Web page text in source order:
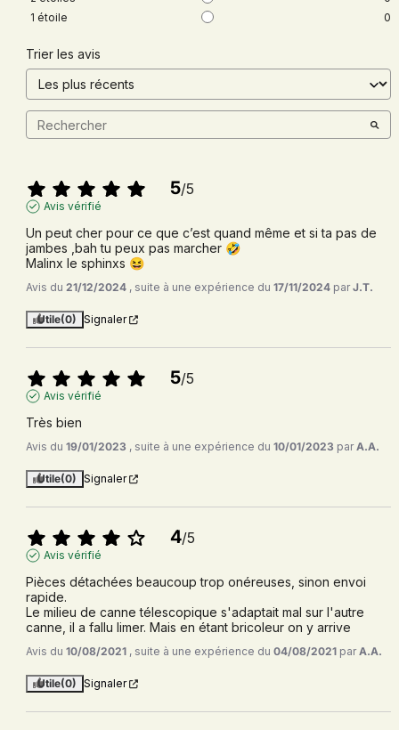
1 étoile 0
Trier les avis
5/5
Avis vérifié
Un peut cher pour ce que c’est quand même et si ta pas de
jambes ,bah tu peux pas marcher 🤣
Malinx le sphinxs 😆
Avis du21/12/2024 , suite à une expérience du17/11/2024 parJ.T.
Utile(0) Signaler
5/5
Avis vérifié
Très bien
Avis du19/01/2023 , suite à une expérience du10/01/2023 parA.A.
Utile(0) Signaler
4/5
Avis vérifié
Pièces détachées beaucoup trop onéreuses, sinon envoi
rapide.
Le milieu de canne télescopique s'adaptait mal sur l'autre
canne, il a fallu limer. Mais en étant bricoleur on y arrive
Avis du10/08/2021 , suite à une expérience du04/08/2021 parA.A.
Utile(0) Signaler